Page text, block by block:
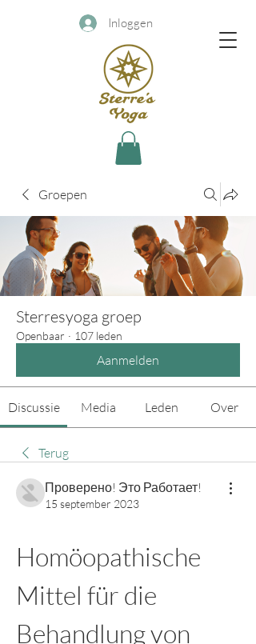
Inloggen
Groepen
Sterresyoga groep
Openbaar · 107 leden
Aanmelden
Discussie Media Leden Over
Terug
Проверено! Это Работает!
15 september 2023
Homöopathische
Mittel für die
Behandlung von